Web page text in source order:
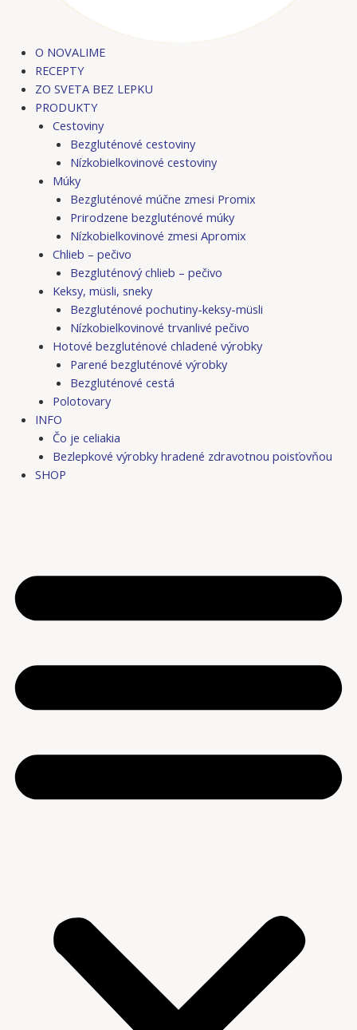
O NOVALIME
RECEPTY
ZO SVETA BEZ LEPKU
PRODUKTY
Cestoviny
Bezgluténové cestoviny
Nízkobielkovinové cestoviny
Múky
Bezgluténové múčne zmesi Promix
Prirodzene bezgluténové múky
Nízkobielkovinové zmesi Apromix
Chlieb – pečivo
Bezgluténový chlieb – pečivo
Keksy, müsli, sneky
Bezgluténové pochutiny-keksy-müsli
Nízkobielkovinové trvanlivé pečivo
Hotové bezgluténové chladené výrobky
Parené bezgluténové výrobky
Bezgluténové cestá
Polotovary
INFO
Čo je celiakia
Bezlepkové výrobky hradené zdravotnou poisťovňou
SHOP